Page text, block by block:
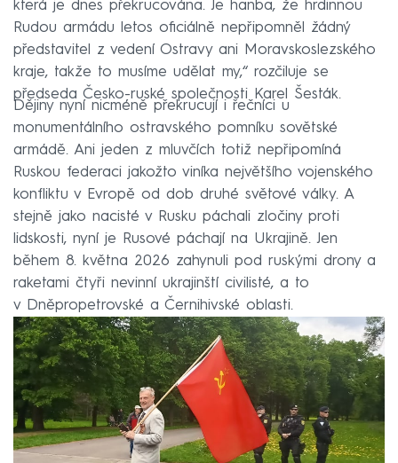
která je dnes překrucována. Je hanba, že hrdinnou
Rudou armádu letos oficiálně nepřipomněl žádný
představitel z vedení Ostravy ani Moravskoslezského
kraje, takže to musíme udělat my,“ rozčiluje se
předseda Česko-ruské společnosti Karel Šesták.
Dějiny nyní nicméně překrucují i řečníci u
monumentálního ostravského pomníku sovětské
armádě. Ani jeden z mluvčích totiž nepřipomíná
Ruskou federaci jakožto viníka největšího vojenského
konfliktu v Evropě od dob druhé světové války. A
stejně jako nacisté v Rusku páchali zločiny proti
lidskosti, nyní je Rusové páchají na Ukrajině. Jen
během 8. května 2026 zahynuli pod ruskými drony a
raketami čtyři nevinní ukrajinští civilisté, a to
v Dněpropetrovské a Černihivské oblasti.